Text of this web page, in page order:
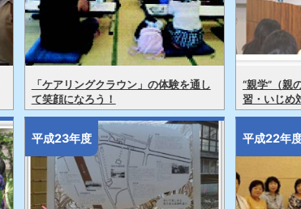
「ケアリングクラウン」の体験を通し
て笑顔になろう！
“親学”（親
習・いじめ
平成23年度 平成22年